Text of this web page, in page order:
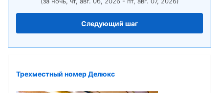
Следующий шаг
Трехместный номер Делюкс